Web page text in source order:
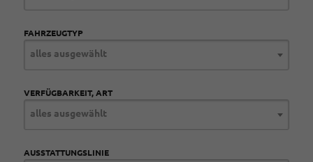
FAHRZEUGTYP
alles ausgewählt
VERFÜGBARKEIT, ART
alles ausgewählt
AUSSTATTUNGSLINIE